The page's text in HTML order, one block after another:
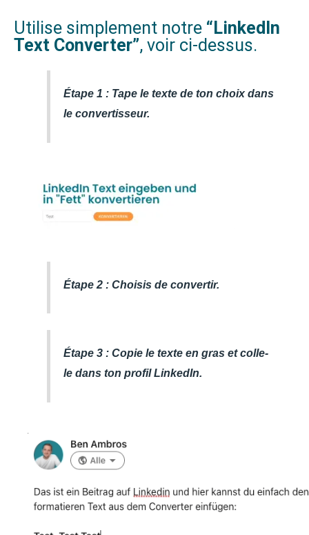
Utilise simplement notre “LinkedIn
Text Converter”, voir ci-dessus.
Étape 1 : Tape le texte de ton choix dans
le convertisseur.
Étape 2 : Choisis de convertir.
Étape 3 : Copie le texte en gras et colle-
le dans ton profil LinkedIn.